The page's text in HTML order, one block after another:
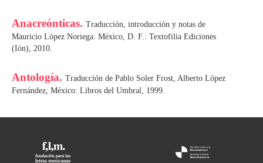
Anacreónticas. Traducción, introducción y notas de
Mauricio López Noriega. México, D. F.: Textofilia Ediciones
(Ión), 2010.
Antología. Traducción de Pablo Soler Frost, Alberto López
Fernández, México: Libros del Umbral, 1999.